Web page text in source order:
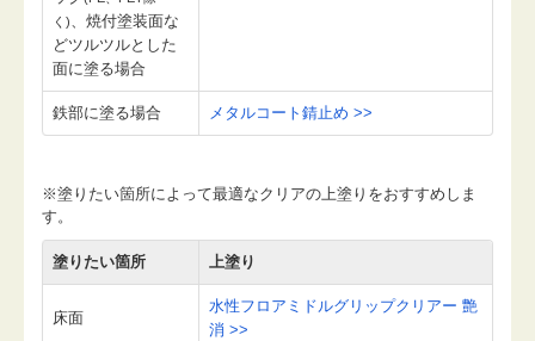
く)、焼付塗装面な
どツルツルとした
面に塗る場合
鉄部に塗る場合 メタルコート錆止め >>
※塗りたい箇所によって最適なクリアの上塗りをおすすめしま
す。
塗りたい箇所 上塗り
床面
水性フロアミドルグリップクリアー 艶
消 >>